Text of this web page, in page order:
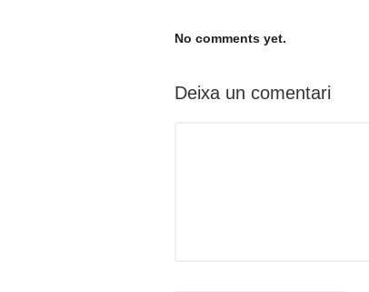
No comments yet.
Deixa un comentari